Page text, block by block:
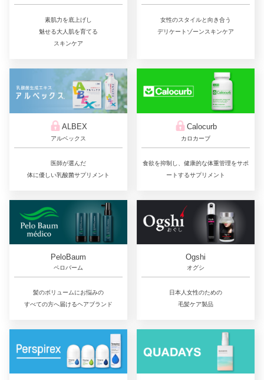
素肌力を底上げし
魅せる大人肌を育てる
スキンケア
女性のスタイルと向き合う
デリケートゾーンスキンケア
ALBEX
アルベックス
医師が選んだ
体に優しい乳酸菌サプリメント
Calocurb
カロカーブ
食欲を抑制し、健康的な体重管理をサポ
ートするサプリメント
PeloBaum
ペロバーム
髪のボリュームにお悩みの
すべての方へ届けるヘアブランド
Ogshi
オグシ
日本人女性のための
毛髪ケア製品